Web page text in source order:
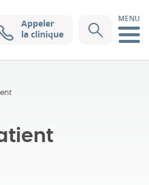
Appeler
la clinique
MENU